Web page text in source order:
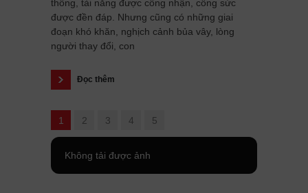
thông, tài năng được công nhận, công sức
được đền đáp. Nhưng cũng có những giai
đoạn khó khăn, nghịch cảnh bủa vây, lòng
người thay đổi, con
Đọc thêm
1 2 3 4 5
Không tải được ảnh